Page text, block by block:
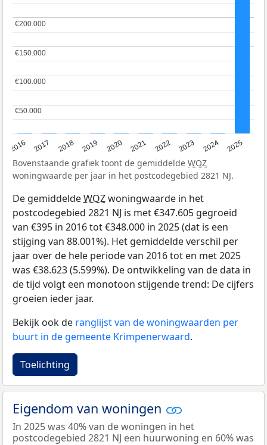
2016 2017 2018 2019 2020 2021 2022 2023 2024 2025
€50.000
€50.000
€100.000
€100.000
€150.000
€150.000
€200.000
€200.000
Bovenstaande grafiek toont de gemiddelde WOZ
woningwaarde per jaar in het postcodegebied 2821 NJ.
De gemiddeldeWOZwoningwaarde in het
postcodegebied 2821 NJ is met €347.605 gegroeid
van €395 in 2016 tot €348.000 in 2025 (dat is een
stijging van 88.001%). Het gemiddelde verschil per
jaar over de hele periode van 2016 tot en met 2025
was €38.623 (5.599%). De ontwikkeling van de data in
de tijd volgt een monotoon stijgende trend: De cijfers
groeien ieder jaar.
Bekijk ook de ranglijst van de woningwaarden per
buurt in de gemeente Krimpenerwaard.
Toelichting
Eigendom van woningen
In 2025 was 40% van de woningen in het
postcodegebied 2821 NJ een huurwoning en 60% was